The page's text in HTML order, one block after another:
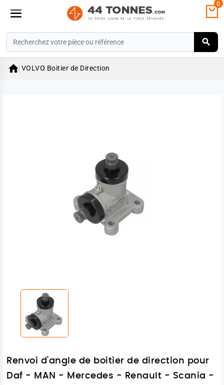
0
 VOLVO Boitier de Direction
Renvoi d'angle de boitier de direction pour
Daf - MAN - Mercedes - Renault - Scania -